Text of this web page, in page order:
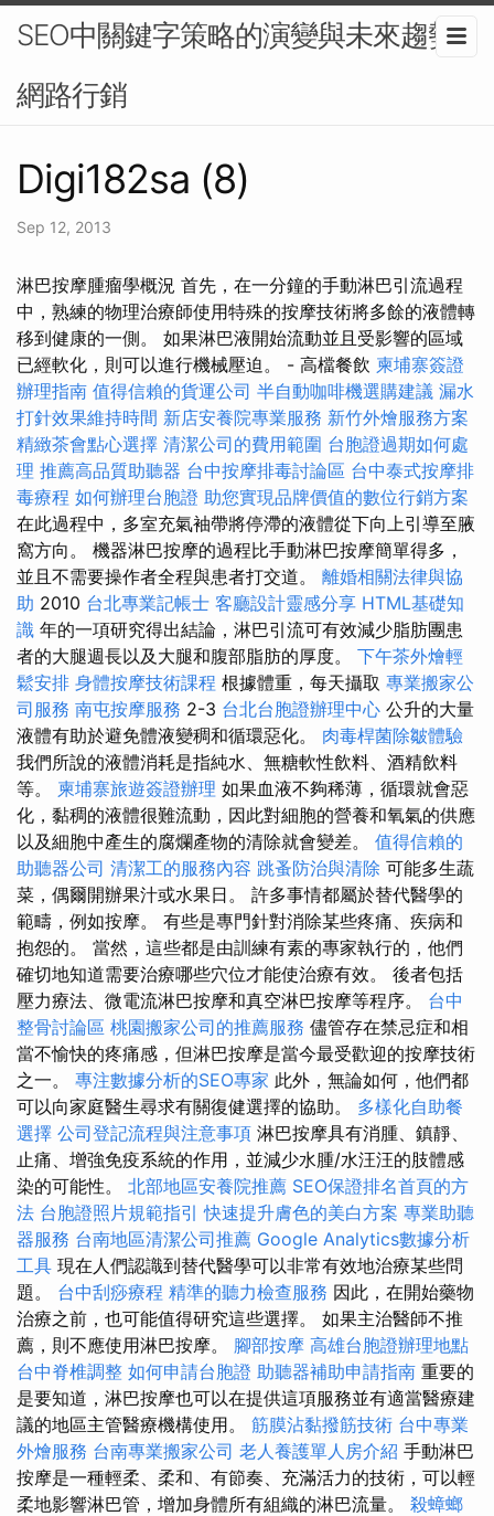
SEO中關鍵字策略的演變與未來趨勢-
網路行銷
Digi182sa (8)
Sep 12, 2013
淋巴按摩腫瘤學概況 首先，在一分鐘的手動淋巴引流過程
中，熟練的物理治療師使用特殊的按摩技術將多餘的液體轉
移到健康的一側。 如果淋巴液開始流動並且受影響的區域
已經軟化，則可以進行機械壓迫。 - 高檔餐飲 柬埔寨簽證
辦理指南 值得信賴的貨運公司 半自動咖啡機選購建議 漏水
打針效果維持時間 新店安養院專業服務 新竹外燴服務方案
精緻茶會點心選擇 清潔公司的費用範圍 台胞證過期如何處
理 推薦高品質助聽器 台中按摩排毒討論區 台中泰式按摩排
毒療程 如何辦理台胞證 助您實現品牌價值的數位行銷方案
在此過程中，多室充氣袖帶將停滯的液體從下向上引導至腋
窩方向。 機器淋巴按摩的過程比手動淋巴按摩簡單得多，
並且不需要操作者全程與患者打交道。 離婚相關法律與協
助 2010 台北專業記帳士 客廳設計靈感分享 HTML基礎知
識 年的一項研究得出結論，淋巴引流可有效減少脂肪團患
者的大腿週長以及大腿和腹部脂肪的厚度。 下午茶外燴輕
鬆安排 身體按摩技術課程 根據體重，每天攝取 專業搬家公
司服務 南屯按摩服務 2-3 台北台胞證辦理中心 公升的大量
液體有助於避免體液變稠和循環惡化。 肉毒桿菌除皺體驗
我們所說的液體消耗是指純水、無糖軟性飲料、酒精飲料
等。 柬埔寨旅遊簽證辦理 如果血液不夠稀薄，循環就會惡
化，黏稠的液體很難流動，因此對細胞的營養和氧氣的供應
以及細胞中產生的腐爛產物的清除就會變差。 值得信賴的
助聽器公司 清潔工的服務內容 跳蚤防治與清除 可能多生蔬
菜，偶爾開辦果汁或水果日。 許多事情都屬於替代醫學的
範疇，例如按摩。 有些是專門針對消除某些疼痛、疾病和
抱怨的。 當然，這些都是由訓練有素的專家執行的，他們
確切地知道需要治療哪些穴位才能使治療有效。 後者包括
壓力療法、微電流淋巴按摩和真空淋巴按摩等程序。 台中
整骨討論區 桃園搬家公司的推薦服務 儘管存在禁忌症和相
當不愉快的疼痛感，但淋巴按摩是當今最受歡迎的按摩技術
之一。 專注數據分析的SEO專家 此外，無論如何，他們都
可以向家庭醫生尋求有關復健選擇的協助。 多樣化自助餐
選擇 公司登記流程與注意事項 淋巴按摩具有消腫、鎮靜、
止痛、增強免疫系統的作用，並減少水腫/水汪汪的肢體感
染的可能性。 北部地區安養院推薦 SEO保證排名首頁的方
法 台胞證照片規範指引 快速提升膚色的美白方案 專業助聽
器服務 台南地區清潔公司推薦 Google Analytics數據分析
工具 現在人們認識到替代醫學可以非常有效地治療某些問
題。 台中刮痧療程 精準的聽力檢查服務 因此，在開始藥物
治療之前，也可能值得研究這些選擇。 如果主治醫師不推
薦，則不應使用淋巴按摩。 腳部按摩 高雄台胞證辦理地點
台中脊椎調整 如何申請台胞證 助聽器補助申請指南 重要的
是要知道，淋巴按摩也可以在提供這項服務並有適當醫療建
議的地區主管醫療機構使用。 筋膜沾黏撥筋技術 台中專業
外燴服務 台南專業搬家公司 老人養護單人房介紹 手動淋巴
按摩是一種輕柔、柔和、有節奏、充滿活力的技術，可以輕
柔地影響淋巴管，增加身體所有組織的淋巴流量。 殺蟑螂